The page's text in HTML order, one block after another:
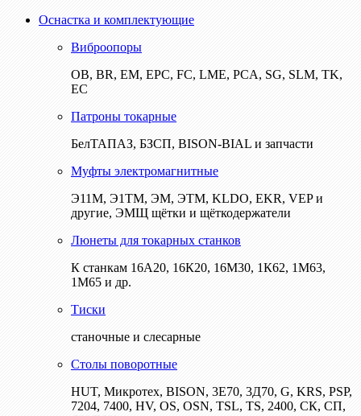
Оснастка и комплектующие
Виброопоры
ОВ, BR, EM, EPC, FC, LME, PCA, SG, SLM, TK,
EC
Патроны токарные
БелТАПАЗ, БЗСП, BISON-BIAL и запчасти
Муфты электромагнитные
Э11М, Э1ТМ, ЭМ, ЭТМ, KLDO, EKR, VEP и
другие, ЭМЩ щётки и щёткодержатели
Люнеты для токарных станков
К станкам 16А20, 16К20, 16М30, 1К62, 1М63,
1М65 и др.
Тиски
станочные и слесарные
Столы поворотные
HUT, Микротех, BISON, 3Е70, 3Д70, G, KRS, PSP,
7204, 7400, HV, OS, OSN, TSL, TS, 2400, СК, СП,